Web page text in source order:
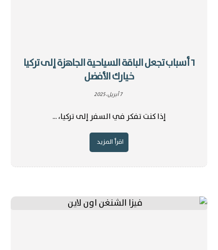
٦ أسباب تجعل الباقة السياحية الجاهزة إلى تركيا
خيارك الأفضل
7 أبريل، 2025
إذا كنت تفكر في السفر إلى تركيا، ...
اقرأ المزيد